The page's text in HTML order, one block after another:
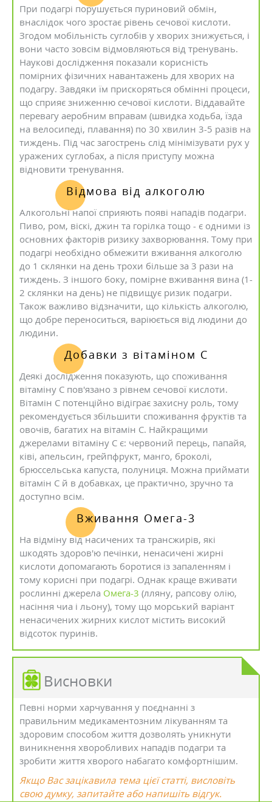
При подагрі порушується пуриновий обмін,
внаслідок чого зростає рівень сечової кислоти.
Згодом мобільність суглобів у хворих знижується, і
вони часто зовсім відмовляються від тренувань.
Наукові дослідження показали корисність
помірних фізичних навантажень для хворих на
подагру. Завдяки їм прискоряться обмінні процеси,
що сприяє зниженню сечової кислоти. Віддавайте
перевагу аеробним вправам (швидка ходьба, їзда
на велосипеді, плавання) по 30 хвилин 3-5 разів на
тиждень. Під час загострень слід мінімізувати рух у
уражених суглобах, а після приступу можна
відновити тренування.
Відмова від алкоголю
Алкогольні напої сприяють появі нападів подагри.
Пиво, ром, віскі, джин та горілка тощо - є одними із
основних факторів ризику захворювання. Тому при
подагрі необхідно обмежити вживання алкоголю
до 1 склянки на день трохи більше за 3 рази на
тиждень. З іншого боку, помірне вживання вина (1-
2 склянки на день) не підвищує ризик подагри.
Також важливо відзначити, що кількість алкоголю,
що добре переноситься, варіюється від людини до
людини.
Добавки з вітаміном С
Деякі дослідження показують, що споживання
вітаміну С пов'язано з рівнем сечової кислоти.
Вітамін С потенційно відіграє захисну роль, тому
рекомендується збільшити споживання фруктів та
овочів, багатих на вітамін С. Найкращими
джерелами вітаміну С є: червоний перець, папайя,
ківі, апельсин, грейпфрукт, манго, броколі,
брюссельська капуста, полуниця. Можна приймати
вітамін С й в добавках, це практично, зручно та
доступно всім.
Вживання Омега-3
На відміну від насичених та трансжирів, які
шкодять здоров'ю печінки, ненасичені жирні
кислоти допомагають боротися із запаленням і
тому корисні при подагрі. Однак краще вживати
рослинні джерела Омега-3 (лляну, рапсову олію,
насіння чиа і льону), тому що морський варіант
ненасичених жирних кислот містить високий
відсоток пуринів.
Висновки
Певні норми харчування у поєднанні з
правильним медикаментозним лікуванням та
здоровим способом життя дозволять уникнути
виникнення хворобливих нападів подагри та
зробити життя хворого набагато комфортнішим.
Якщо Вас зацікавила тема цієї статті, висловіть
свою думку, запитайте або напишіть відгук.